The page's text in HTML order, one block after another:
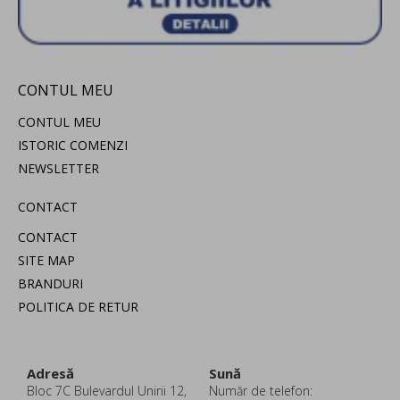
CONTUL MEU
CONTUL MEU
ISTORIC COMENZI
NEWSLETTER
CONTACT
CONTACT
SITE MAP
BRANDURI
POLITICA DE RETUR
Adresă
Bloc 7C Bulevardul Unirii 12,
Sună
Număr de telefon: